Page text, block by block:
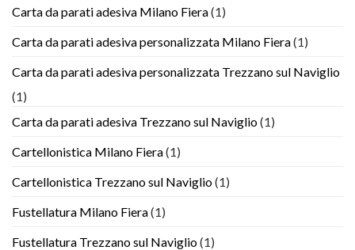
Carta da parati adesiva Milano Fiera(1)
Carta da parati adesiva personalizzata Milano Fiera(1)
Carta da parati adesiva personalizzata Trezzano sul Naviglio
(1)
Carta da parati adesiva Trezzano sul Naviglio(1)
Cartellonistica Milano Fiera(1)
Cartellonistica Trezzano sul Naviglio(1)
Fustellatura Milano Fiera(1)
Fustellatura Trezzano sul Naviglio(1)